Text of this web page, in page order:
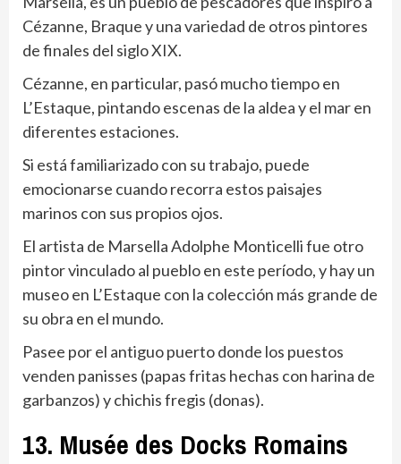
Cézanne, Braque y una variedad de otros pintores
de finales del siglo XIX.
Cézanne, en particular, pasó mucho tiempo en
L’Estaque, pintando escenas de la aldea y el mar en
diferentes estaciones.
Si está familiarizado con su trabajo, puede
emocionarse cuando recorra estos paisajes
marinos con sus propios ojos.
El artista de Marsella Adolphe Monticelli fue otro
pintor vinculado al pueblo en este período, y hay un
museo en L’Estaque con la colección más grande de
su obra en el mundo.
Pasee por el antiguo puerto donde los puestos
venden panisses (papas fritas hechas con harina de
garbanzos) y chichis fregis (donas).
13. Musée des Docks Romains